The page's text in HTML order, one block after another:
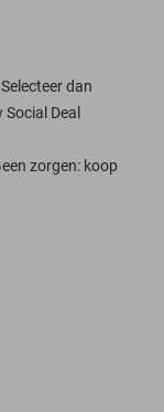
dan
Deal
zorgen: koop